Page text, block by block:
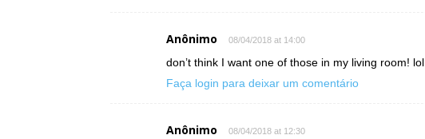
Anônimo 08/04/2018 at 14:00
don’t think I want one of those in my living room! lol
Faça login para deixar um comentário
Anônimo 08/04/2018 at 12:30